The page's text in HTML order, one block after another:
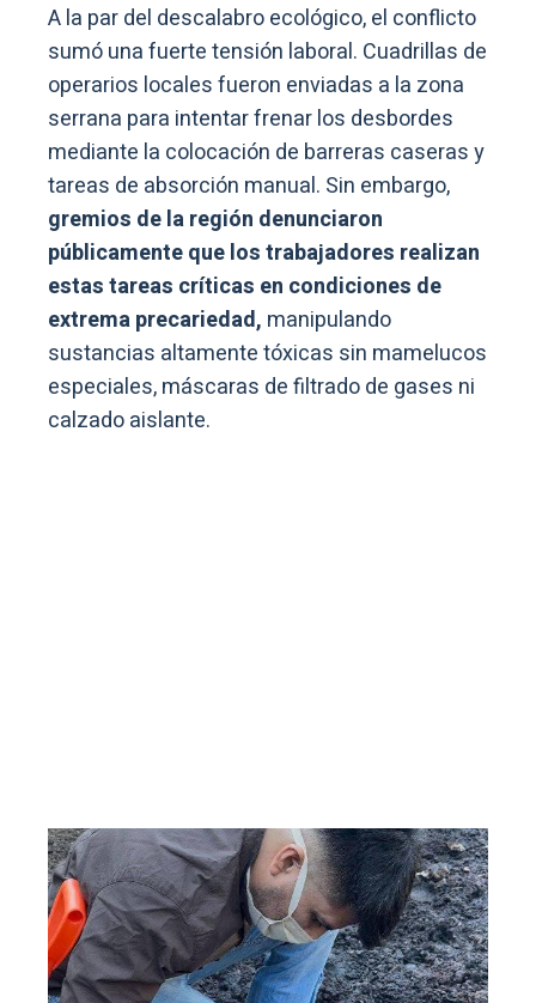
A la par del descalabro ecológico, el conflicto
sumó una fuerte tensión laboral. Cuadrillas de
operarios locales fueron enviadas a la zona
serrana para intentar frenar los desbordes
mediante la colocación de barreras caseras y
tareas de absorción manual. Sin embargo,
gremios de la región denunciaron
públicamente que los trabajadores realizan
estas tareas críticas en condiciones de
extrema precariedad, manipulando
sustancias altamente tóxicas sin mamelucos
especiales, máscaras de filtrado de gases ni
calzado aislante.